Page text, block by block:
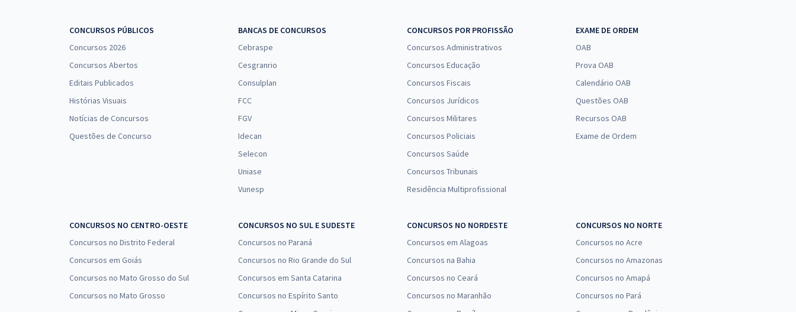
(-20%)
Prefeitura de Campina Grande - PB - Professor
Educação Infantil (Pós-Edital)
Comprar
Prefeitura de Campina Grande - PB - Professor
Comprar
(-20%)
Prefeitura de Campina Grande - PB - Professor
R$ 399,92 à vista
ou 12x de R$
(-20%)
Comprar
CONCURSOS PÚBLICOS
Concursos 2026
Concursos Abertos
Editais Publicados
Histórias Visuais
Notícias de Concursos
Questões de Concurso
BANCAS DE CONCURSOS
Cebraspe
Cesgranrio
Consulplan
FCC
FGV
Idecan
Selecon
Uniase
Vunesp
CONCURSOS POR PROFISSÃO
Concursos Administrativos
Concursos Educação
Concursos Fiscais
Concursos Jurídicos
Concursos Militares
Concursos Policiais
Concursos Saúde
Concursos Tribunais
Residência Multiprofissional
EXAME DE ORDEM
OAB
Prova OAB
Calendário OAB
Questões OAB
Recursos OAB
Exame de Ordem
CONCURSOS NO CENTRO-OESTE
Concursos no Distrito Federal
Concursos em Goiás
Concursos no Mato Grosso do Sul
Concursos no Mato Grosso
CONCURSOS NO SUL E SUDESTE
Concursos no Paraná
Concursos no Rio Grande do Sul
Concursos em Santa Catarina
Concursos no Espírito Santo
CONCURSOS NO NORDESTE
Concursos em Alagoas
Concursos na Bahia
Concursos no Ceará
Concursos no Maranhão
CONCURSOS NO NORTE
Concursos no Acre
Concursos no Amazonas
Concursos no Amapá
Concursos no Pará